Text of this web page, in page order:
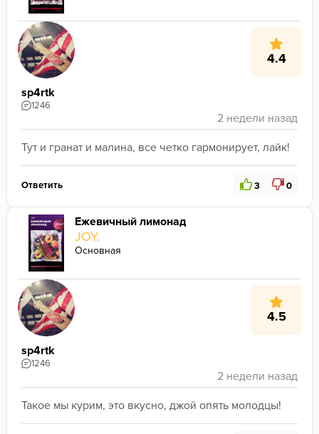
4.4
sp4rtk
1246
Тут и гранат и малина, все четко гармонирует, лайк!
Ответить 3 0
Ежевичный лимонад
JOY.
Основная
4.5
sp4rtk
1246
Такое мы курим, это вкусно, джой опять молодцы!